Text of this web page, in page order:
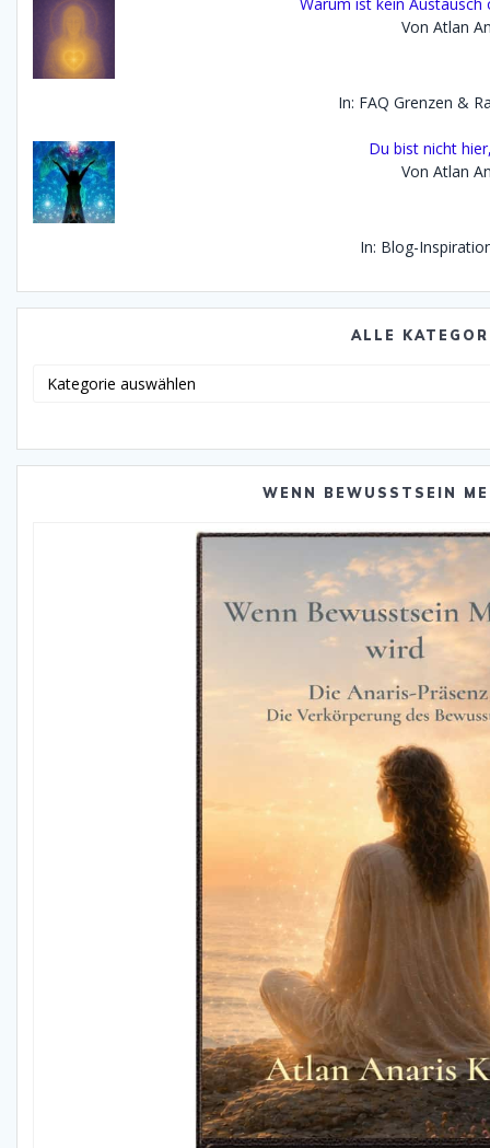
Von Atlan
In: FAQ Grenzen &
Du bist nicht
Von Atlan
In: Blog-
ALLE
WENN BEWUSSTSEIN